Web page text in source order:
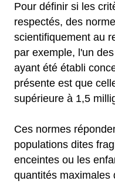
Pour définir si les
respectés, des
scientifiquement au
par exemple, l'un
ayant été établi
présente est que
supérieure à 1,5
Ces normes
populations dites
enceintes ou les
quantités maximales